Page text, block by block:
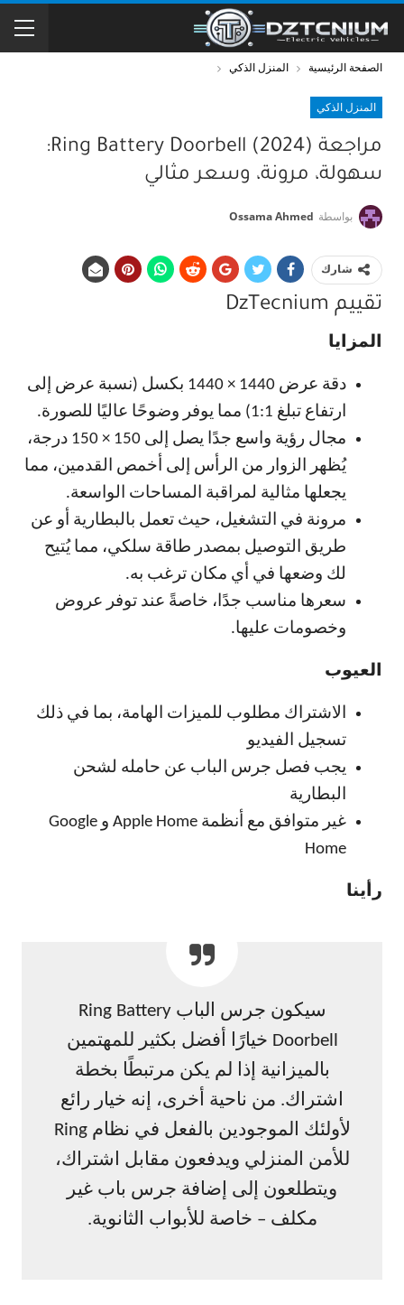
الصفحة الرئيسية المنزل الذكي
المنزل الذكي
مراجعة Ring Battery Doorbell (2024):
سهولة، مرونة، وسعر مثالي
بواسطة Ossama Ahmed
شارك
تقييم DzTecnium
المزايا
دقة عرض 1440 × 1440 بكسل (نسبة عرض إلى
ارتفاع تبلغ 1:1) مما يوفر وضوحًا عاليًا للصورة.
مجال رؤية واسع جدًا يصل إلى 150 × 150 درجة،
يُظهر الزوار من الرأس إلى أخمص القدمين، مما
يجعلها مثالية لمراقبة المساحات الواسعة.
مرونة في التشغيل، حيث تعمل بالبطارية أو عن
طريق التوصيل بمصدر طاقة سلكي، مما يُتيح
لك وضعها في أي مكان ترغب به.
سعرها مناسب جدًا، خاصةً عند توفر عروض
وخصومات عليها.
العيوب
الاشتراك مطلوب للميزات الهامة، بما في ذلك
تسجيل الفيديو
يجب فصل جرس الباب عن حامله لشحن
البطارية
غير متوافق مع أنظمة Apple Home و Google
Home
رأينا
سيكون جرس الباب Ring Battery
Doorbell خيارًا أفضل بكثير للمهتمين
بالميزانية إذا لم يكن مرتبطًا بخطة
اشتراك. من ناحية أخرى، إنه خيار رائع
لأولئك الموجودين بالفعل في نظام Ring
للأمن المنزلي ويدفعون مقابل اشتراك،
ويتطلعون إلى إضافة جرس باب غير
مكلف – خاصة للأبواب الثانوية.